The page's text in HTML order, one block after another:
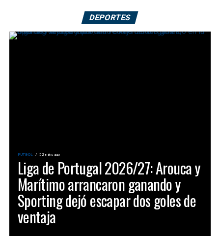
DEPORTES
FUTBOL 52 mins ago
Liga de Portugal 2026/27: Arouca y
Marítimo arrancaron ganando y
Sporting dejó escapar dos goles de
ventaja